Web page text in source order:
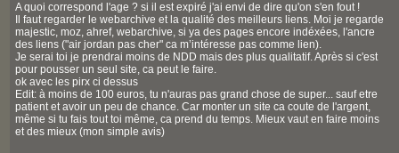
A quoi correspond l'age ? si il est expiré j'ai envi de dire qu'on s'en fout !
Il faut regarder le webarchive et la qualité des meilleurs liens. Moi je regarde
majestic, moz, ahref, webarchive, si ya des pages encore indéxées, l'ancre
des liens ("air jordan pas cher" ca m’intéresse pas comme lien).
Je serai toi je prendrai moins de NDD mais des plus qualitatif. Après si c'est
pour pousser un seul site, ca peut le faire.
ok avec les pirx ci dessus
Edit: à moins de 100 euros, tu n'auras pas grand chose de super... sauf etre
patient et avoir un peu de chance. Car monter un site ca coute de l'argent,
même si tu fais tout toi même, ca prend du temps. Mieux vaut en faire moins
et des mieux (mon simple avis)